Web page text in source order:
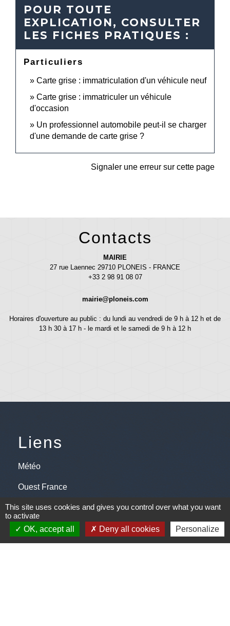
POUR TOUTE
EXPLICATION, CONSULTER
LES FICHES PRATIQUES :
Particuliers
Carte grise : immatriculation d'un véhicule neuf
Carte grise : immatriculer un véhicule
d'occasion
Un professionnel automobile peut-il se charger
d'une demande de carte grise ?
Signaler une erreur sur cette page
Contacts
MAIRIE
27 rue Laennec 29710 PLONEIS - FRANCE
+33 2 98 91 08 07
mairie@ploneis.com
Horaires d'ouverture au public : du lundi au vendredi de 9 h à 12 h et de
13 h 30 à 17 h - le mardi et le samedi de 9 h à 12 h
Liens
Météo
Ouest France
Télégramme
This site uses cookies and gives you control over what you want
to activate
OK, accept all
Deny all cookies Personalize